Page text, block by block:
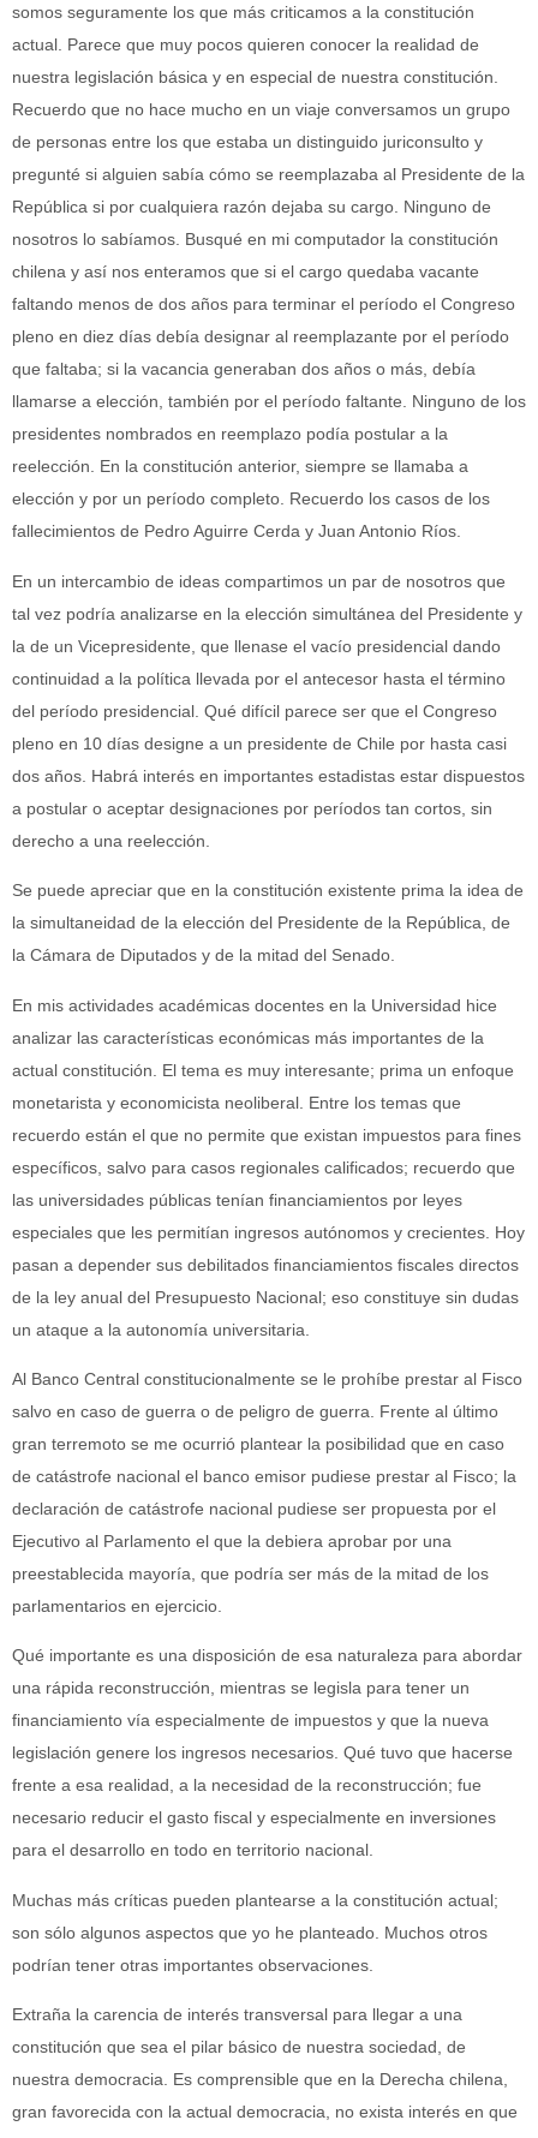
somos seguramente los que más criticamos a la constitución
actual. Parece que muy pocos quieren conocer la realidad de
nuestra legislación básica y en especial de nuestra constitución.
Recuerdo que no hace mucho en un viaje conversamos un grupo
de personas entre los que estaba un distinguido juriconsulto y
pregunté si alguien sabía cómo se reemplazaba al Presidente de la
República si por cualquiera razón dejaba su cargo. Ninguno de
nosotros lo sabíamos. Busqué en mi computador la constitución
chilena y así nos enteramos que si el cargo quedaba vacante
faltando menos de dos años para terminar el período el Congreso
pleno en diez días debía designar al reemplazante por el período
que faltaba; si la vacancia generaban dos años o más, debía
llamarse a elección, también por el período faltante. Ninguno de los
presidentes nombrados en reemplazo podía postular a la
reelección. En la constitución anterior, siempre se llamaba a
elección y por un período completo. Recuerdo los casos de los
fallecimientos de Pedro Aguirre Cerda y Juan Antonio Ríos.
En un intercambio de ideas compartimos un par de nosotros que
tal vez podría analizarse en la elección simultánea del Presidente y
la de un Vicepresidente, que llenase el vacío presidencial dando
continuidad a la política llevada por el antecesor hasta el término
del período presidencial. Qué difícil parece ser que el Congreso
pleno en 10 días designe a un presidente de Chile por hasta casi
dos años. Habrá interés en importantes estadistas estar dispuestos
a postular o aceptar designaciones por períodos tan cortos, sin
derecho a una reelección.
Se puede apreciar que en la constitución existente prima la idea de
la simultaneidad de la elección del Presidente de la República, de
la Cámara de Diputados y de la mitad del Senado.
En mis actividades académicas docentes en la Universidad hice
analizar las características económicas más importantes de la
actual constitución. El tema es muy interesante; prima un enfoque
monetarista y economicista neoliberal. Entre los temas que
recuerdo están el que no permite que existan impuestos para fines
específicos, salvo para casos regionales calificados; recuerdo que
las universidades públicas tenían financiamientos por leyes
especiales que les permitían ingresos autónomos y crecientes. Hoy
pasan a depender sus debilitados financiamientos fiscales directos
de la ley anual del Presupuesto Nacional; eso constituye sin dudas
un ataque a la autonomía universitaria.
Al Banco Central constitucionalmente se le prohíbe prestar al Fisco
salvo en caso de guerra o de peligro de guerra. Frente al último
gran terremoto se me ocurrió plantear la posibilidad que en caso
de catástrofe nacional el banco emisor pudiese prestar al Fisco; la
declaración de catástrofe nacional pudiese ser propuesta por el
Ejecutivo al Parlamento el que la debiera aprobar por una
preestablecida mayoría, que podría ser más de la mitad de los
parlamentarios en ejercicio.
Qué importante es una disposición de esa naturaleza para abordar
una rápida reconstrucción, mientras se legisla para tener un
financiamiento vía especialmente de impuestos y que la nueva
legislación genere los ingresos necesarios. Qué tuvo que hacerse
frente a esa realidad, a la necesidad de la reconstrucción; fue
necesario reducir el gasto fiscal y especialmente en inversiones
para el desarrollo en todo en territorio nacional.
Muchas más críticas pueden plantearse a la constitución actual;
son sólo algunos aspectos que yo he planteado. Muchos otros
podrían tener otras importantes observaciones.
Extraña la carencia de interés transversal para llegar a una
constitución que sea el pilar básico de nuestra sociedad, de
nuestra democracia. Es comprensible que en la Derecha chilena,
gran favorecida con la actual democracia, no exista interés en que